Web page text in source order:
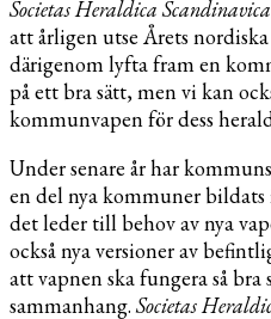
Societas Heraldica Scandinavica
att årligen utse Årets
därigenom lyfta fram en
på ett bra sätt, men vi kan
kommunvapen för dess
Under senare år har
en del nya kommuner
det leder till behov av nya
också nya versioner av
att vapnen ska fungera så
sammanhang.Societas